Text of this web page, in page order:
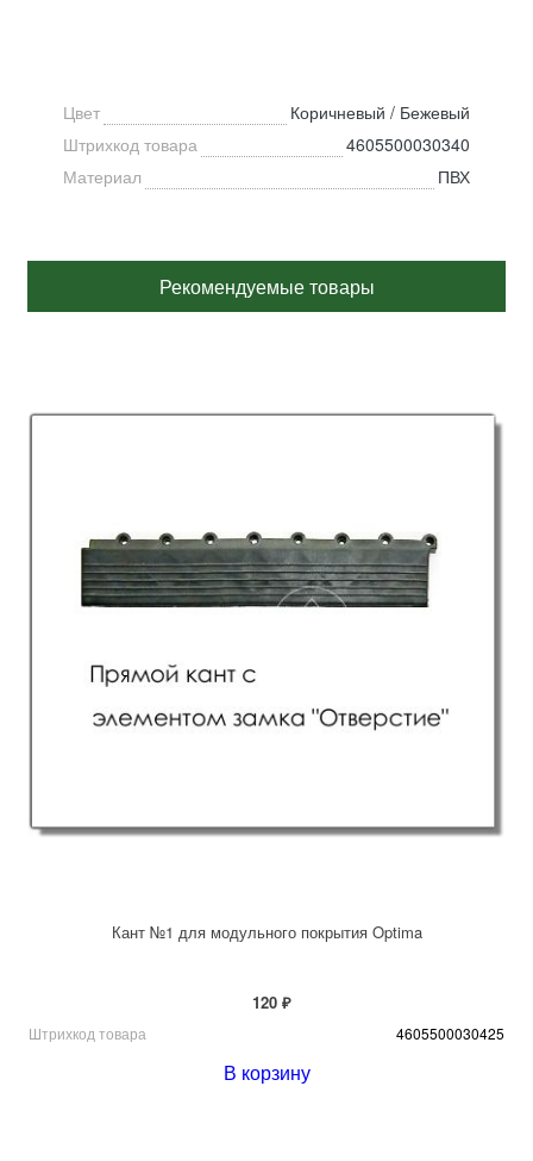
Цвет
Коричневый / Бежевый
Штрихкод товара
4605500030340
Материал
ПВХ
Рекомендуемые товары
Кант №1 для модульного покрытия Optima
120 ₽
Штрихкод товара 4605500030425
В корзину